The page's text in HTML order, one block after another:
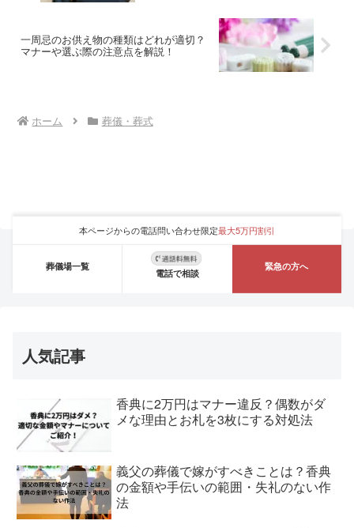
一周忌のお供え物の種類はどれが適切？
マナーや選ぶ際の注意点を解説！
ホーム 葬儀・葬式
本ページからの電話問い合わせ限定最大5万円割引
葬儀場一覧
電話で相談
緊急の方へ
人気記事
香典に2万円はマナー違反？偶数がダ
メな理由とお札を3枚にする対処法
義父の葬儀で嫁がすべきことは？香典
の金額や手伝いの範囲・失礼のない作
法